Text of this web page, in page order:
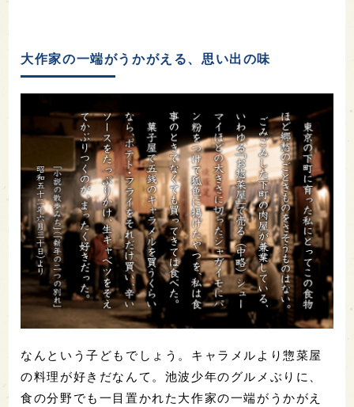
大作家の一端がうかがえる、思い出の味
なんという子どもでしょう。キャラメルより惣菜屋
の料理が好きだなんて。池波少年のグルメぶりに、
食の分野でも一目置かれた大作家の一端がうかがえ